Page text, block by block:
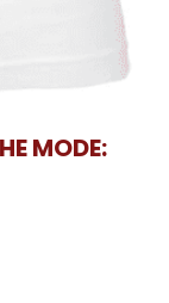
MODE: